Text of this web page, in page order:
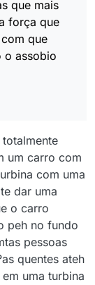
que mais
força que
que
o assobio
um carro com
com uma
dar uma
o carro
peh no fundo
pessoas
quentes ateh
uma turbina